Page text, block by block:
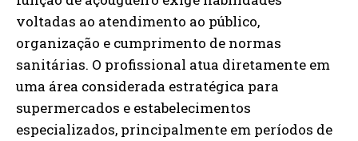
voltadas ao atendimento ao público,
organização e cumprimento de normas
sanitárias. O profissional atua diretamente em
uma área considerada estratégica para
supermercados e estabelecimentos
especializados, principalmente em períodos de